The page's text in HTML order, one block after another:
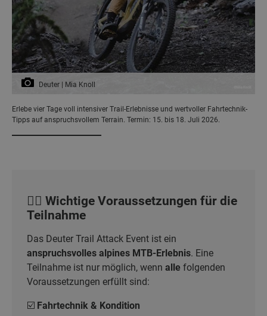
Deuter | Mia Knoll
Erlebe vier Tage voll intensiver Trail-Erlebnisse und wertvoller Fahrtechnik-
Tipps auf anspruchsvollem Terrain. Termin: 15. bis 18. Juli 2026.
🚵‍♀️ Wichtige Voraussetzungen für die
Teilnahme
Das Deuter Trail Attack Event ist ein
anspruchsvolles alpines MTB-Erlebnis. Eine
Teilnahme ist nur möglich, wenn alle folgenden
Voraussetzungen erfüllt sind:
☑️ Fahrtechnik & Kondition